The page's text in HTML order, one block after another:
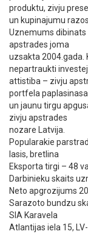
produktu, zivju
un kupinajumu
Uznemums dibinats
apstrades joma
uzsakta 2004.gada.
nepartraukti
attistiba – zivju
portfela
un jaunu tirgu
zivju apstrades
nozare Latvija.
Popularakie
lasis, bretlina
Eksporta tirgi – 48
Darbinieku skaits
Neto apgrozijums
Sarazoto bundzu
SIA Karavela
Atlantijas iela 15,